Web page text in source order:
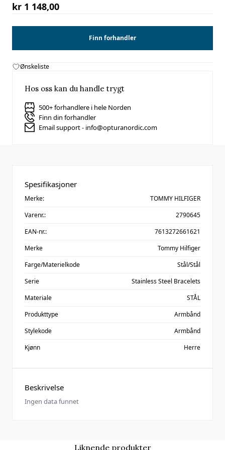
kr 1 148,00
Finn forhandler
Ønskeliste
Hos oss kan du handle trygt
500+ forhandlere i hele Norden
Finn din forhandler
Email support - info@opturanordic.com
Beskrivelse
Ingen data funnet
Spesifikasjoner
Merke:
TOMMY HILFIGER
Varenr.:
2790645
EAN-nr.:
7613272661621
Merke
Tommy Hilfiger
Farge/Materielkode
Stål/Stål
Serie
Stainless Steel Bracelets
Materiale
STÅL
Produkttype
Armbånd
Stylekode
Armbånd
Kjønn
Herre
Liknende produkter